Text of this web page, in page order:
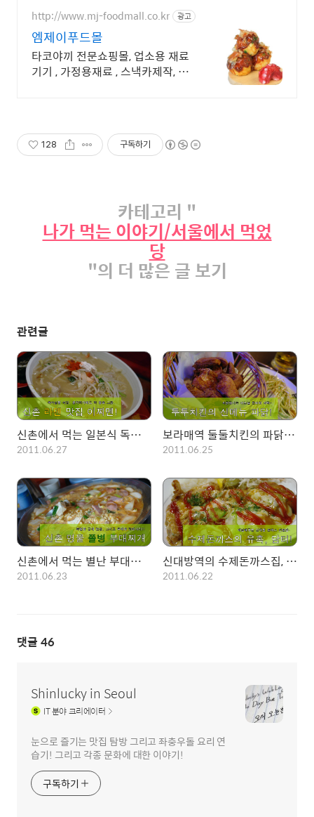
주.
http://www.mj-foodmall.co.kr 광고
엠제이푸드몰
타코야끼 전문쇼핑몰, 업소용 재료
기기 , 가정용재료 , 스낵카제작, 창
128 구독하기
카테고리 "
나가 먹는 이야기/서울에서 먹었
당
"의 더 많은 글 보기
관련글
신촌에서 먹는 일본식 독서실형 라멘집! 나가사키 짬뽕라멘 이찌멘
2011.06.27
보라매역 둘둘치킨의 파닭! 그리고 만인의 연인~, 진리의 치맥
2011.06.25
신촌에서 먹는 별난 부대찌개!, 무제한 라면사리가 돋보이는 쫄병부대찌개
2011.06.23
신대방역의 수제돈까스집, 피자돈까스의 유혹에 빠지다. 담터!
2011.06.22
댓글 46
Shinlucky in Seoul
IT분야 크리에이터
눈으로 즐기는 맛집 탐방 그리고 좌충우돌 요리 연
습기! 그리고 각종 문화에 대한 이야기!
구독하기